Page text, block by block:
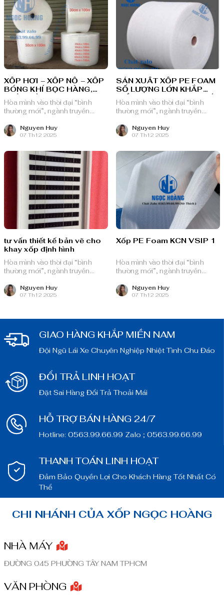
XỐP HƠI – XỐP NỔ – XỐP
BÓNG KHÍ BỌC HÀNG,
CHÈN HÀNG KHU VỰC
MIỀN NAM | GIÁ SỈ – GIAO
NHANH – SẢN XUẤT
THEO YÊU CẦU
Hòa mình vào thời đại “bình
thường mới”, ngành truyền
nguồn lực dồi dào và chiến lược
bài bản, sẵn sàng ghi danh trên
Nguyen Huy
07 Th12 2025
SẢN XUẤT XỐP PE FOAM
SỐ LƯỢNG LỚN KHẮP
MIỀN NAM – TPHCM | GIÁ
SỈ – GIAO NHANH – ĐỔI
TRẢ MIỄN PHÍ
Hòa mình vào thời đại “bình
thường mới”, ngành truyền
nguồn lực dồi dào và chiến lược
bài bản, sẵn sàng ghi danh trên
Nguyen Huy
07 Th12 2025
tư vấn thiết kế bản vẽ cho
khay xốp định hình
Hòa mình vào thời đại “bình
thường mới”, ngành truyền
nguồn lực dồi dào và chiến lược
bài bản, sẵn sàng ghi danh trên
Nguyen Huy
07 Th12 2025
Xốp PE Foam KCN VSIP 1
Hòa mình vào thời đại “bình
thường mới”, ngành truyền
nguồn lực dồi dào và chiến lược
bài bản, sẵn sàng ghi danh trên
Nguyen Huy
07 Th12 2025
GIAO HÀNG KHẮP MIỀN NAM
Đội Ngũ Lái Xe Chuyên Nghiệp Nhiệt Tình Chu Đáo
ĐỔI TRẢ LINH HOẠT
Đặt Sai Hàng Đổi Trả Thoải Mái
HỖ TRỢ BÁN HÀNG 24/7
Hotline: 0563.99.66.99 Zalo ; 0563.99.66.99
THANH TOÁN LINH HOẠT
Đảm Bảo Quyền Lợi Cho Khách Hàng Tốt Nhất Có
Thể
CHI NHÁNH CỦA XỐP NGỌC HOÀNG
NHÀ MÁY
ĐƯỜNG 045 PHƯỜNG TÂY NAM TPHCM
VĂN PHÒNG